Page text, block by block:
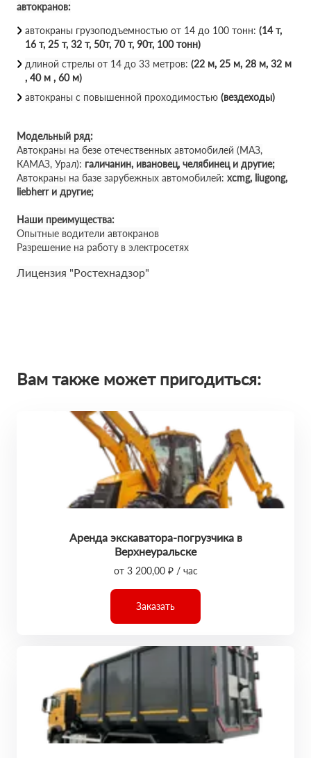
автокранов:
автокраны грузоподъемностью от 14 до 100 тонн: (14 т,
16 т, 25 т, 32 т, 50т, 70 т, 90т, 100 тонн)
длиной стрелы от 14 до 33 метров: (22 м, 25 м, 28 м, 32 м
, 40 м , 60 м)
автокраны с повышенной проходимостью (вездеходы)
Модельный ряд:
Автокраны на безе отечественных автомобилей (МАЗ,
КАМАЗ, Урал): галичанин, ивановец, челябинец и другие;
Автокраны на базе зарубежных автомобилей: xcmg, liugong,
liebherr и другие;
Наши преимущества:
Опытные водители автокранов
Разрешение на работу в электросетях
Лицензия "Ростехнадзор"
Вам также может пригодиться:
Аренда экскаватора-погрузчика в
Верхнеуральске
от 3 200,00 ₽ / час
Заказать